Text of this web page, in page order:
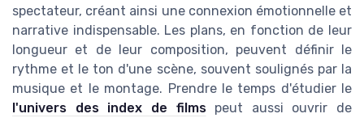
spectateur, créant ainsi une connexion émotionnelle et
narrative indispensable. Les plans, en fonction de leur
longueur et de leur composition, peuvent définir le
rythme et le ton d'une scène, souvent soulignés par la
musique et le montage. Prendre le temps d'étudier le
l'univers des index de filmspeut aussi ouvrir de